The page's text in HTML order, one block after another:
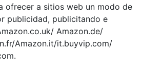
ofrecer a sitios web un modo de
publicidad, publicitando e
Amazon.de/
Amazon.it/it.buyvip.com/